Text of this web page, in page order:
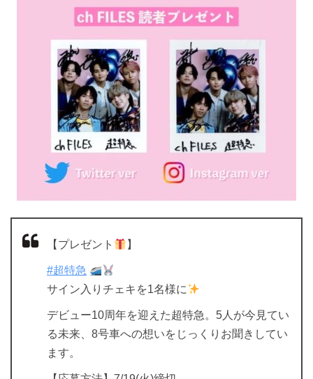
【プレゼント 】
#超特急
サイン入りチェキを1名様に
デビュー10周年を迎えた超特急。5人が今見てい
る未来、8号車への想いをじっくりお聞きしてい
ます。